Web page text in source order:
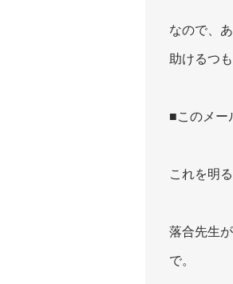
なので、
助けるつ
■このメー
これを明
落合先生
で。